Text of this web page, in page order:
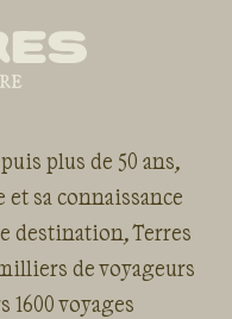
plus de 50 ans,
sa connaissance
destination, Terres
de voyageurs
1600 voyages